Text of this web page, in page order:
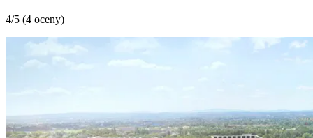
4/5 (4 oceny)